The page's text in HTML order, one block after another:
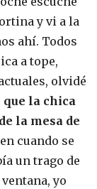
y vi a la
ahí. Todos
a tope,
olvidé
que la chica
la mesa de
cuando se
un trago de
yo